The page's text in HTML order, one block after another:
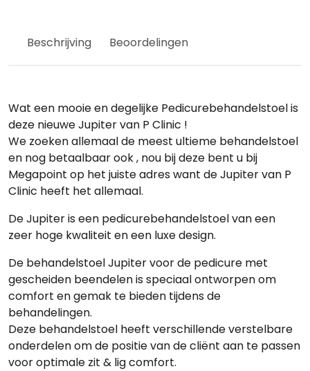
Beschrijving Beoordelingen
Wat een mooie en degelijke Pedicurebehandelstoel is
deze nieuwe Jupiter van P Clinic !
We zoeken allemaal de meest ultieme behandelstoel
en nog betaalbaar ook , nou bij deze bent u bij
Megapoint op het juiste adres want de Jupiter van P
Clinic heeft het allemaal.
De Jupiter is een pedicurebehandelstoel van een
zeer hoge kwaliteit en een luxe design.
De behandelstoel Jupiter voor de pedicure met
gescheiden beendelen is speciaal ontworpen om
comfort en gemak te bieden tijdens de
behandelingen.
Deze behandelstoel heeft verschillende verstelbare
onderdelen om de positie van de cliënt aan te passen
voor optimale zit & lig comfort.